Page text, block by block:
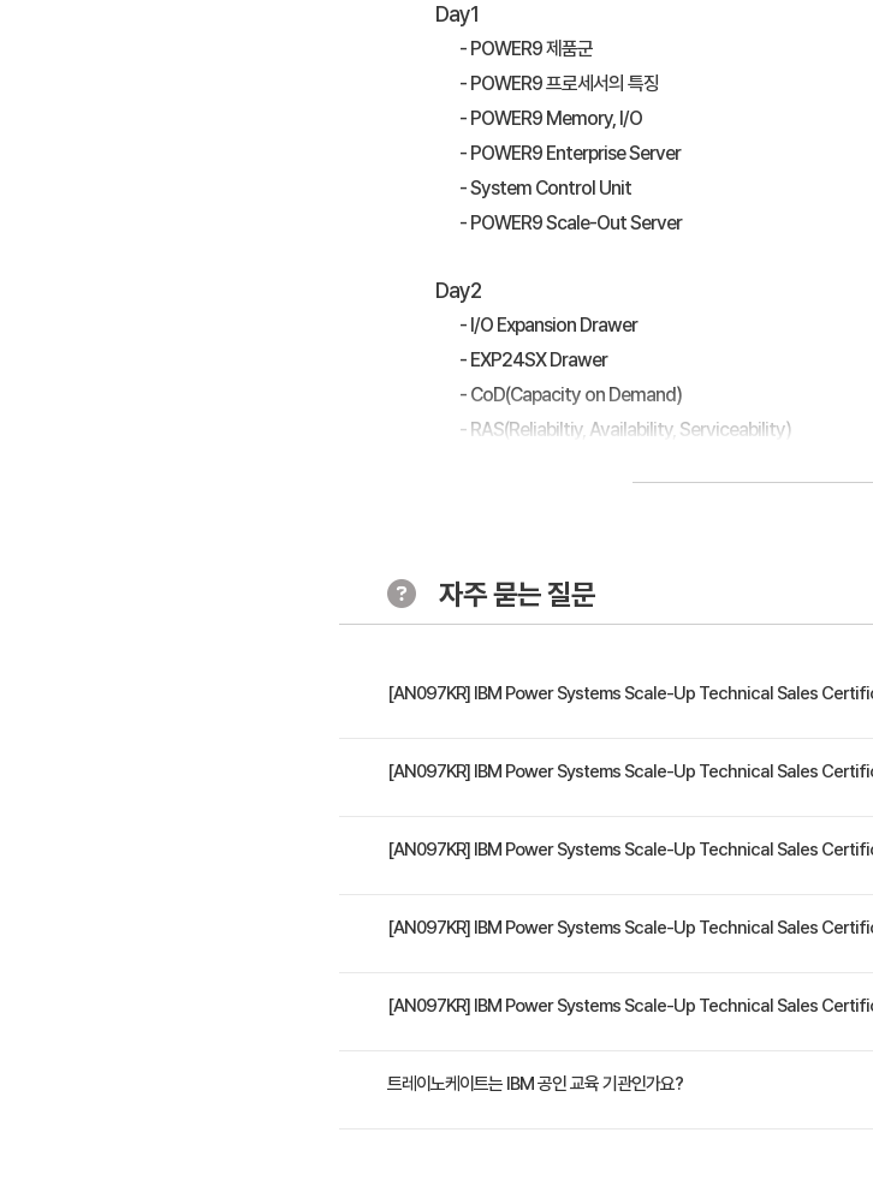
Day1
- POWER9 제품군
- POWER9 프로세서의 특징
- POWER9 Memory, I/O
- POWER9 Enterprise Server
- System Control Unit
- POWER9 Scale-Out Server
Day2
- I/O Expansion Drawer
- EXP24SX Drawer
- CoD(Capacity on Demand)
- RAS(Reliabiltiy, Availability, Serviceability)
- POWER System Software
자주 묻는 질문
[AN097KR] IBM Power Systems Scale-Up Technical Sales
IBM Power 9 Certi 취득을 위해 개설된 과정입니다.
[AN097KR] IBM Power Systems Scale-Up Technical Sales
과정대상: C1000-031: IBM Power Systems Scale-Up Technical Sales 자격
[AN097KR] IBM Power Systems Scale-Up Technical Sales
- POWER9 서버의 라인업을 이해한다 - POWER9 Server의 CPU, Memory,
[AN097KR] IBM Power Systems Scale-Up Technical Sales
3일 과정입니다. 상세 일정은 교육 페이지에서 확인하실 수 있습니다.
[AN097KR] IBM Power Systems Scale-Up Technical Sales
수강료는 2,000,000원(VAT 별도)입니다. 고용보험 환급 및 기업 할인 혜택이 적
트레이노케이트는 IBM 공인 교육 기관인가요?